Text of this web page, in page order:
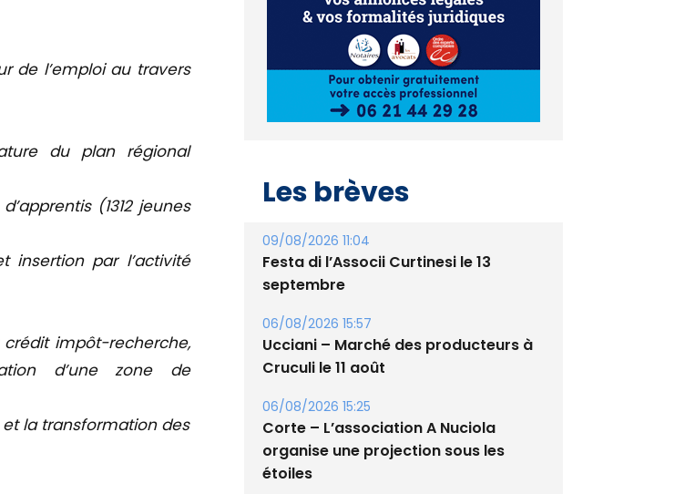
de l’emploi au travers
du plan régional
(1312 jeunes
par l’activité
impôt-recherche,
d’une zone de
la transformation des
Les brèves
09/08/2026 11:04
Festa di l’Associi Curtinesi le 13
septembre
06/08/2026 15:57
Ucciani – Marché des producteurs à
Cruculi le 11 août
06/08/2026 15:25
Corte – L’association A Nuciola
organise une projection sous les
étoiles